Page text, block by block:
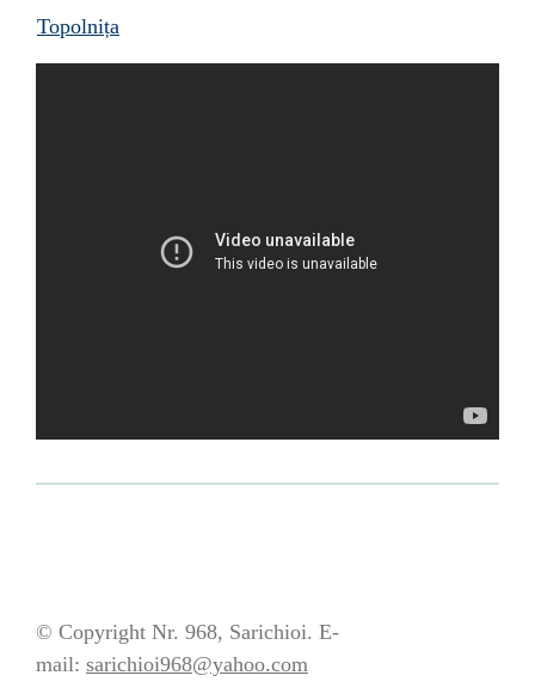
Topolnița
© Copyright Nr. 968, Sarichioi. E-
mail: sarichioi968@yahoo.com